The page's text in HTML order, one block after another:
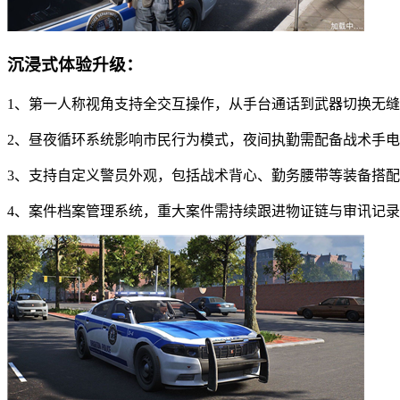
沉浸式体验升级：
1、第一人称视角支持全交互操作，从手台通话到武器切换无
2、昼夜循环系统影响市民行为模式，夜间执勤需配备战术手
3、支持自定义警员外观，包括战术背心、勤务腰带等装备搭配
4、案件档案管理系统，重大案件需持续跟进物证链与审讯记录